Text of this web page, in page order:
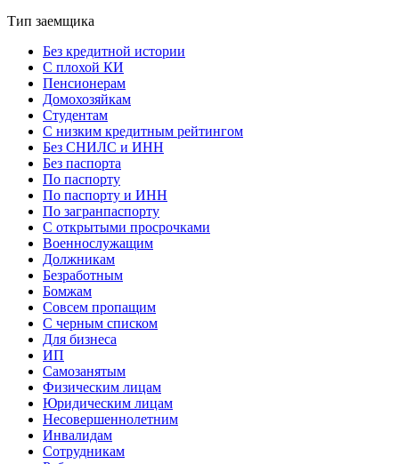
Тип заемщика
Без кредитной истории
С плохой КИ
Пенсионерам
Домохозяйкам
Студентам
С низким кредитным рейтингом
Без СНИЛС и ИНН
Без паспорта
По паспорту
По паспорту и ИНН
По загранпаспорту
С открытыми просрочками
Военнослужащим
Должникам
Безработным
Бомжам
Совсем пропащим
С черным списком
Для бизнеса
ИП
Самозанятым
Физическим лицам
Юридическим лицам
Несовершеннолетним
Инвалидам
Сотрудникам